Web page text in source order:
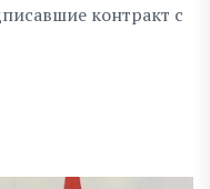
контракт с